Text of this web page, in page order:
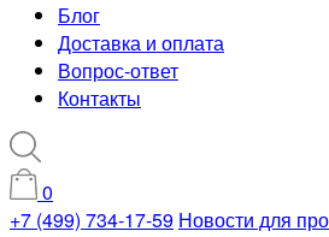
Блог
Доставка и оплата
Вопрос-ответ
Контакты
0
+7 (499) 734-17-59 Новости для